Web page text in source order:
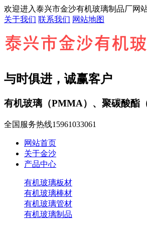
欢迎进入泰兴市金沙有机玻璃制品厂网站
关于我们 联系我们 网站地图
与时俱进，诚赢客户
有机玻璃（PMMA）、聚碳酸酯
全国服务热线15961033061
网站首页
关于金沙
产品中心
有机玻璃板材
有机玻璃棒材
有机玻璃管材
有机玻璃制品